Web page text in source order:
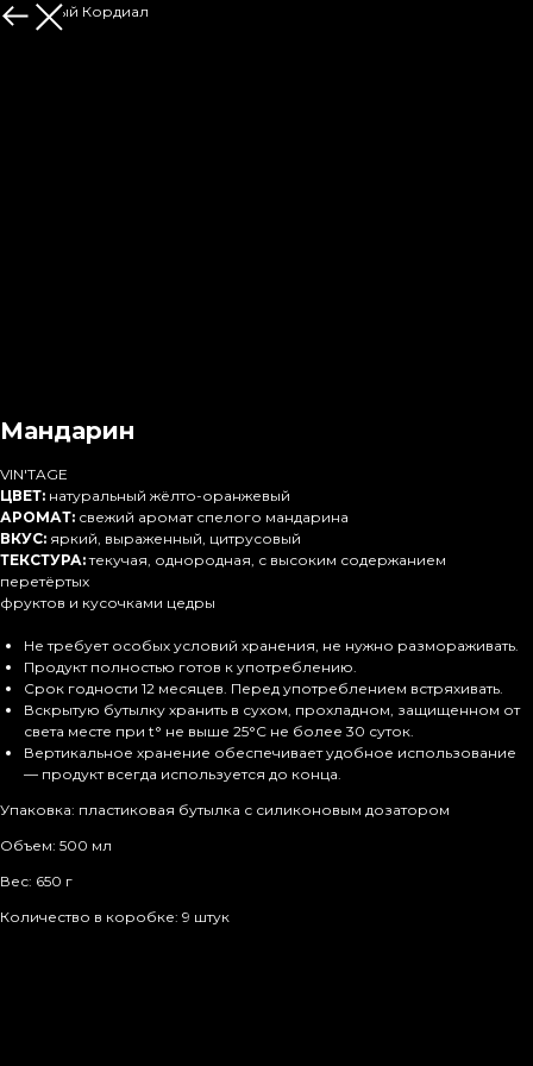
Лаймовый Кордиал
Мандарин
VIN'TAGE
ЦВЕТ: натуральный жёлто-оранжевый
АРОМАТ: свежий аромат спелого мандарина
ВКУС: яркий, выраженный, цитрусовый
ТЕКСТУРА:текучая, однородная, с высоким содержанием
перетёртых
фруктов и кусочками цедры
Не требует особых условий хранения, не нужно размораживать.
Продукт полностью готов к употреблению.
Срок годности 12 месяцев. Перед употреблением встряхивать.
Вскрытую бутылку хранить в сухом, прохладном, защищенном от
света месте при t° не выше 25°С не более 30 суток.
Вертикальное хранение обеспечивает удобное использование
— продукт всегда используется до конца.
Упаковка: пластиковая бутылка с силиконовым дозатором
Объем: 500 мл
Вес: 650 г
Количество в коробке: 9 штук